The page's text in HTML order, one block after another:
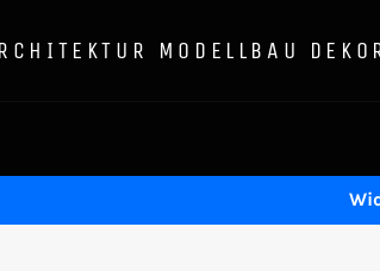
MODELLBAU